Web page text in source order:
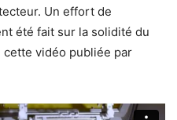
Un effort de
été fait sur la solidité du
cette vidéo publiée par